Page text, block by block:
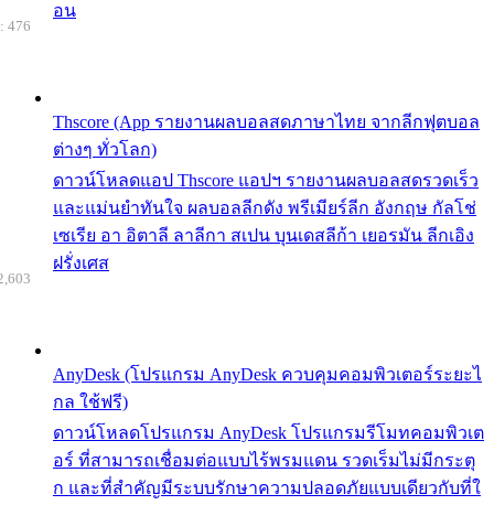
อน
Thscore (App รายงานผลบอลสดภาษาไทย จากลีกฟุตบอล
ต่างๆ ทั่วโลก)
ดาวน์โหลดแอป Thscore แอปฯ รายงานผลบอลสดรวดเร็ว
และแม่นยำทันใจ ผลบอลลีกดัง พรีเมียร์ลีก อังกฤษ กัลโช่
เซเรีย อา อิตาลี ลาลีกา สเปน บุนเดสลีก้า เยอรมัน ลีกเอิง
ฝรั่งเศส
476
AnyDesk (โปรแกรม AnyDesk ควบคุมคอมพิวเตอร์ระยะไ
กล ใช้ฟรี)
ดาวน์โหลดโปรแกรม AnyDesk โปรแกรมรีโมทคอมพิวเต
อร์ ที่สามารถเชื่อมต่อแบบไร้พรมแดน รวดเร็มไม่มีกระตุ
ก และที่สำคัญมีระบบรักษาความปลอดภัยแบบเดียวกับที่ใ